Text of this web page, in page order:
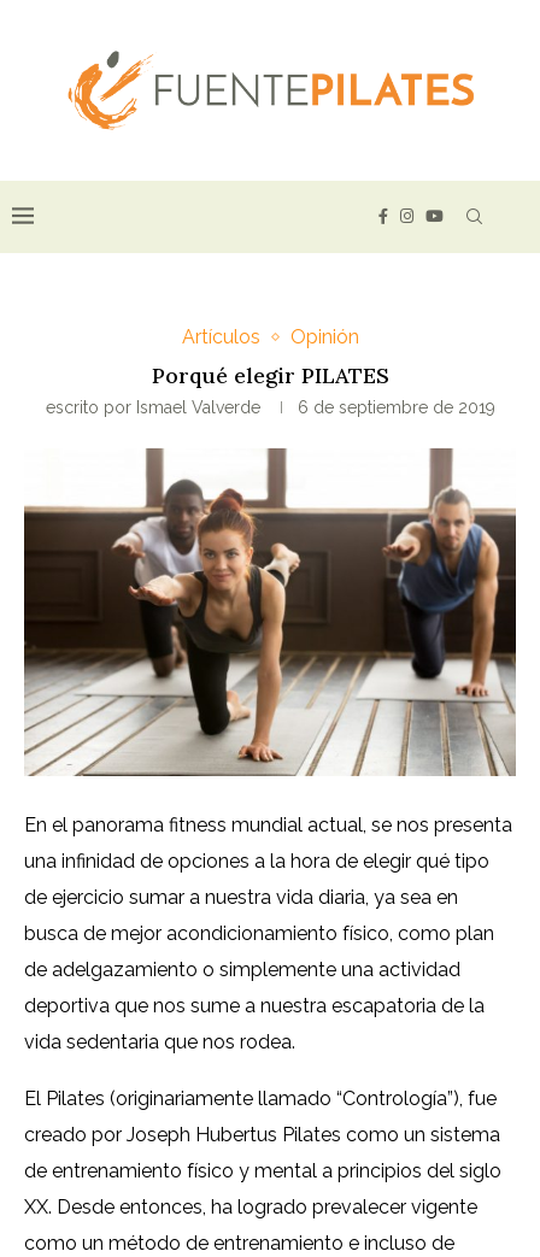
Artículos Opinión
Porqué elegir PILATES
escrito por Ismael Valverde 6 de septiembre de 2019
En el panorama fitness mundial actual, se nos presenta
una infinidad de opciones a la hora de elegir qué tipo
de ejercicio sumar a nuestra vida diaria, ya sea en
busca de mejor acondicionamiento físico, como plan
de adelgazamiento o simplemente una actividad
deportiva que nos sume a nuestra escapatoria de la
vida sedentaria que nos rodea.
El Pilates (originariamente llamado “Contrología”), fue
creado por Joseph Hubertus Pilates como un sistema
de entrenamiento físico y mental a principios del siglo
XX. Desde entonces, ha logrado prevalecer vigente
como un método de entrenamiento e incluso de